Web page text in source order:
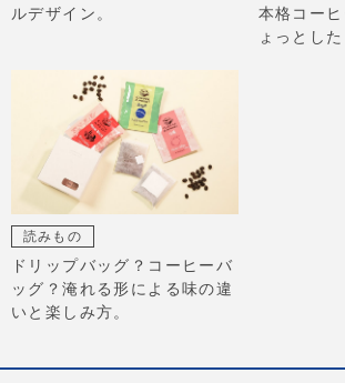
ルデザイン。
本格コー
ょっとし
読みもの
ドリップバッグ？コーヒーバ
ッグ？淹れる形による味の違
いと楽しみ方。